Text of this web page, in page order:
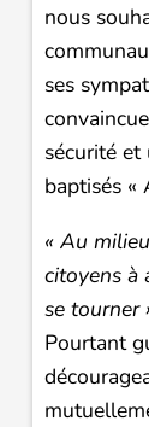
nous
ses
sécurité
baptisés «
« Au
citoyens à
se tourner
Pourtant